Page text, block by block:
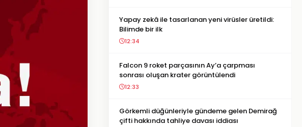
Yapay zekâ ile tasarlanan yeni virüsler üretildi:
Bilimde bir ilk
12:34
Falcon 9 roket parçasının Ay’a çarpması
sonrası oluşan krater görüntülendi
12:33
Görkemli düğünleriyle gündeme gelen Demirağ
çifti hakkında tahliye davası iddiası